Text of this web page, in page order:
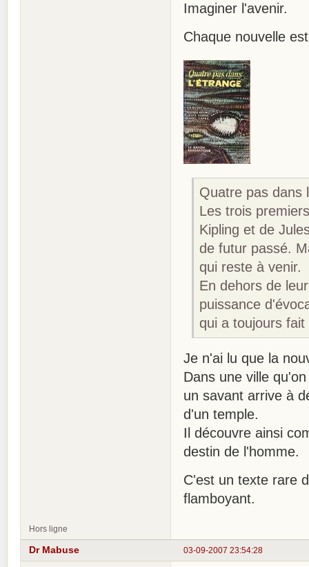
Imaginer l'avenir.
Chaque nouvelle
Quatre pas dans
Les trois
Kipling et de
de futur passé.
qui reste à venir.
En dehors de
puissance
qui a toujours
Je n'ai lu que la
Dans une ville
un savant arrive à
d'un temple.
Il découvre ainsi
destin de l'homme.
C'est un texte rare
flamboyant.
Hors ligne
03-09-2007 23:54:28
Dr Mabuse